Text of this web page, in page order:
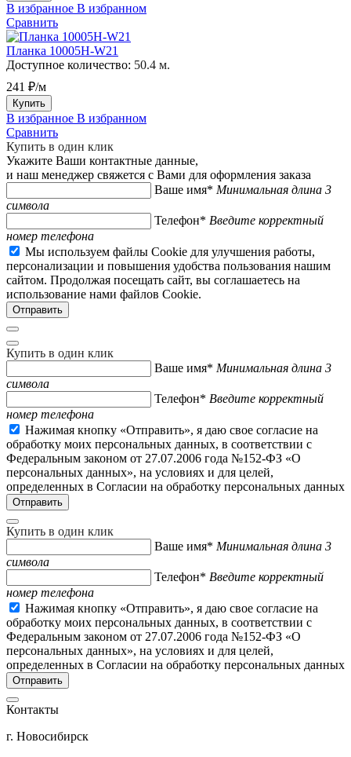
В избранное В избранном
Сравнить
Планка 10005H-W21
Доступное количество: 50.4 м.
241 ₽/м
Купить
В избранное В избранном
Сравнить
Купить в один клик
Укажите Ваши контактные данные,
и наш менеджер свяжется с Вами для оформления заказа
Ваше имя* Минимальная длина 3
символа
Телефон* Введите корректный
номер телефона
Мы используем файлы Cookie для улучшения работы,
персонализации и повышения удобства пользования нашим
сайтом. Продолжая посещать сайт, вы соглашаетесь на
использование нами файлов Cookie.
Купить в один клик
Ваше имя* Минимальная длина 3
символа
Телефон* Введите корректный
номер телефона
Нажимая кнопку «Отправить», я даю свое согласие на
обработку моих персональных данных, в соответствии с
Федеральным законом от 27.07.2006 года №152-ФЗ «О
персональных данных», на условиях и для целей,
определенных в Согласии на обработку персональных данных
Купить в один клик
Ваше имя* Минимальная длина 3
символа
Телефон* Введите корректный
номер телефона
Нажимая кнопку «Отправить», я даю свое согласие на
обработку моих персональных данных, в соответствии с
Федеральным законом от 27.07.2006 года №152-ФЗ «О
персональных данных», на условиях и для целей,
определенных в Согласии на обработку персональных данных
Контакты
г. Новосибирск